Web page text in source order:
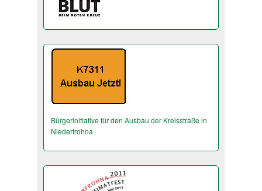
Bürgerinitiative für den Ausbau der Kreisstraße in
Niederfrohna